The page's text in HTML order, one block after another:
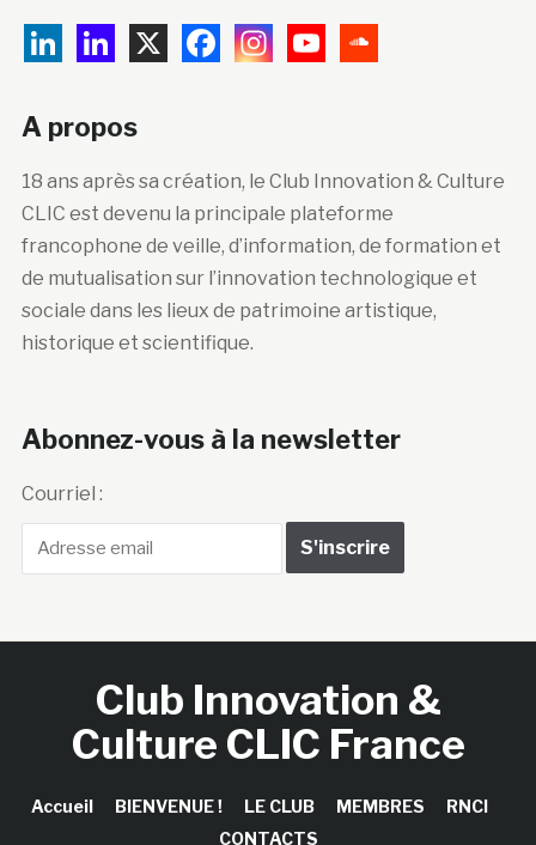
A propos
18 ans après sa création, le Club Innovation & Culture
CLIC est devenu la principale plateforme
francophone de veille, d’information, de formation et
de mutualisation sur l’innovation technologique et
sociale dans les lieux de patrimoine artistique,
historique et scientifique.
Abonnez-vous à la newsletter
Courriel :
Club Innovation &
Culture CLIC France
Accueil BIENVENUE ! LE CLUB MEMBRES
RNCI
CONTACTS